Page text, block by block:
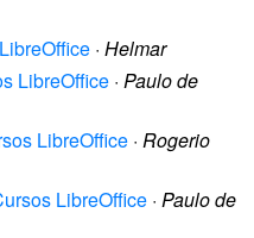
· Helmar
LibreOffice · Paulo de
LibreOffice · Rogerio
LibreOffice · Paulo de